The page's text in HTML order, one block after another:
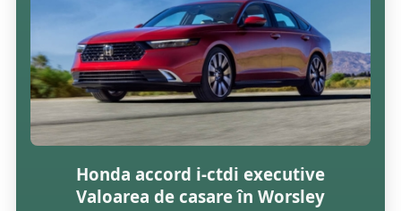
Honda accord i-ctdi executive
Valoarea de casare în Worsley